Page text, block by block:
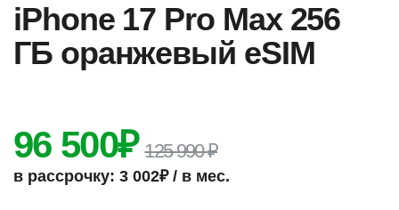
iPhone 17 Pro Max 256
ГБ оранжевый eSIM
96 500₽ 125 990 ₽
в рассрочку: 3 002₽ / в мес.